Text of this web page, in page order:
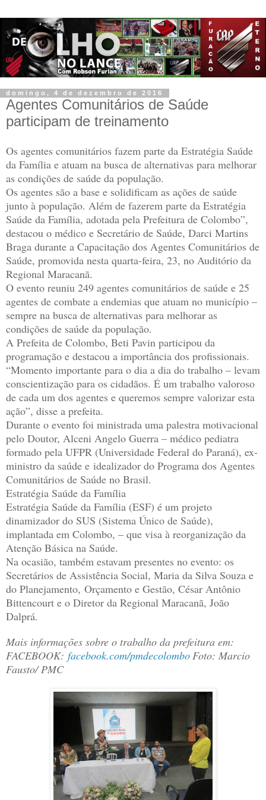
domingo, 4 de dezembro de 2016
Agentes Comunitários de Saúde
participam de treinamento
Os agentes comunitários fazem parte da Estratégia Saúde
da Família e atuam na busca de alternativas para melhorar
as condições de saúde da população.
Os agentes são a base e solidificam as ações de saúde
junto à população. Além de fazerem parte da Estratégia
Saúde da Família, adotada pela Prefeitura de Colombo”,
destacou o médico e Secretário de Saúde, Darci Martins
Braga durante a Capacitação dos Agentes Comunitários de
Saúde, promovida nesta quarta-feira, 23, no Auditório da
Regional Maracanã.
O evento reuniu 249 agentes comunitários de saúde e 25
agentes de combate a endemias que atuam no município –
sempre na busca de alternativas para melhorar as
condições de saúde da população.
A Prefeita de Colombo, Beti Pavin participou da
programação e destacou a importância dos profissionais.
“Momento importante para o dia a dia do trabalho – levam
conscientização para os cidadãos. É um trabalho valoroso
de cada um dos agentes e queremos sempre valorizar esta
ação”, disse a prefeita.
Durante o evento foi ministrada uma palestra motivacional
pelo Doutor, Alceni Angelo Guerra – médico pediatra
formado pela UFPR (Universidade Federal do Paraná), ex-
ministro da saúde e idealizador do Programa dos Agentes
Comunitários de Saúde no Brasil.
Estratégia Saúde da Família
Estratégia Saúde da Família (ESF) é um projeto
dinamizador do SUS (Sistema Único de Saúde),
implantada em Colombo, – que visa à reorganização da
Atenção Básica na Saúde.
Na ocasião, também estavam presentes no evento: os
Secretários de Assistência Social, Maria da Silva Souza e
do Planejamento, Orçamento e Gestão, César Antônio
Bittencourt e o Diretor da Regional Maracanã, João
Dalprá.
Mais informações sobre o trabalho da prefeitura em:
FACEBOOK: facebook.com/pmdecolomboFoto: Marcio
Fausto/ PMC